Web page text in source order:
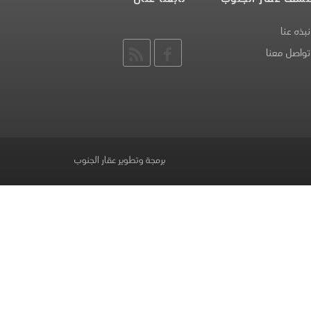
نبذه عنا
تواصل معنا
برمجة وتطوير عقار الجنوب